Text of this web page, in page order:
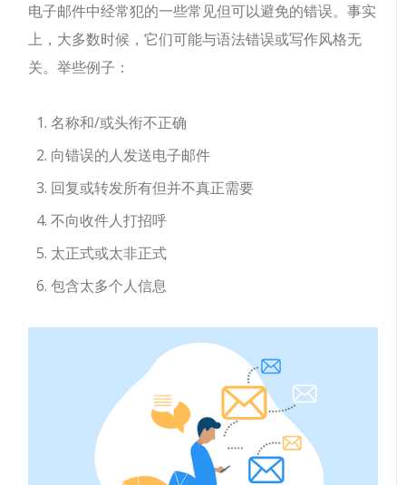
电子邮件中经常犯的一些常见但可以避免的错误。事实
上，大多数时候，它们可能与语法错误或写作风格无
关。举些例子：
名称和/或头衔不正确
向错误的人发送电子邮件
回复或转发所有但并不真正需要
不向收件人打招呼
太正式或太非正式
包含太多个人信息